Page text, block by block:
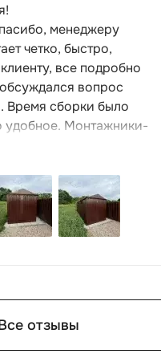
менеджеру
четко, быстро,
все подробно
вопрос
Время сборки было
удобное. Монтажники-
ребята.
: большой выбор
цены.
отзывы